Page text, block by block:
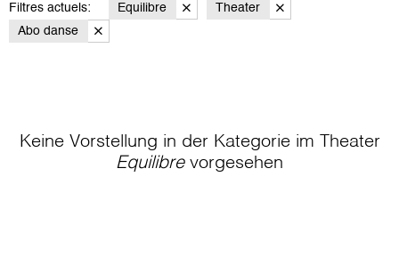
Filtres actuels: Equilibre
Theater
Abo danse
Keine Vorstellung in der Kategorie im Theater
Equilibrevorgesehen